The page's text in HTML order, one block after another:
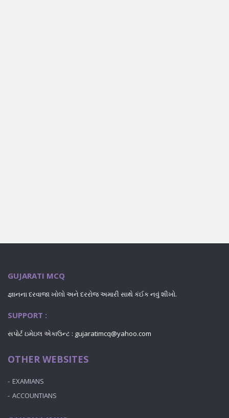
GUJARATI MCQ
જ્ઞાનના દરવાજા ખોલો અને દરરોજ અમારી સાથે કંઈક નવું શીખો.
SUPPORT :
સપોર્ટ ઇમેઇલ એકાઉન્ટ : gujaratimcq@yahoo.com
OTHER WEBSITES
EXAMIANS
ACCOUNTIANS